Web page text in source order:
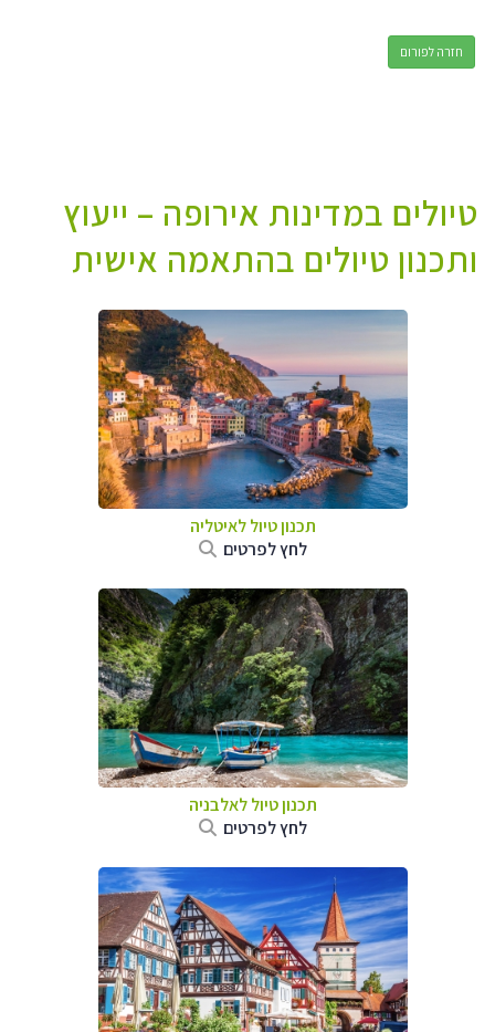
חזרה לפורום
טיולים במדינות אירופה – ייעוץ
ותכנון טיולים בהתאמה אישית
תכנון טיול לאיטליה
לחץ לפרטים
תכנון טיול לאלבניה
לחץ לפרטים